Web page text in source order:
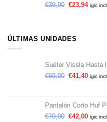
€39,90 €23,94 igic
ÚLTIMAS UNIDADES
Suéter Vissla Hasta
€69,00 €41,40 igic
Pantalón Corto Huf
€70,00 €42,00 igic